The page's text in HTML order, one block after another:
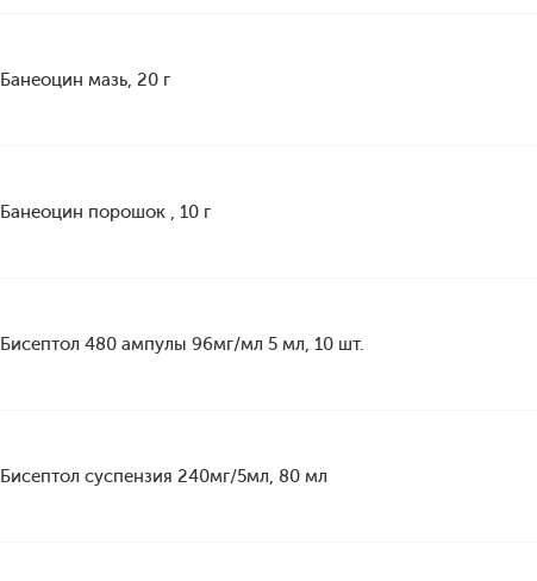
Банеоцин мазь, 20 г
Банеоцин порошок , 10 г
Бисептол 480 ампулы 96мг/мл 5 мл, 10 шт.
Бисептол суспензия 240мг/5мл, 80 мл